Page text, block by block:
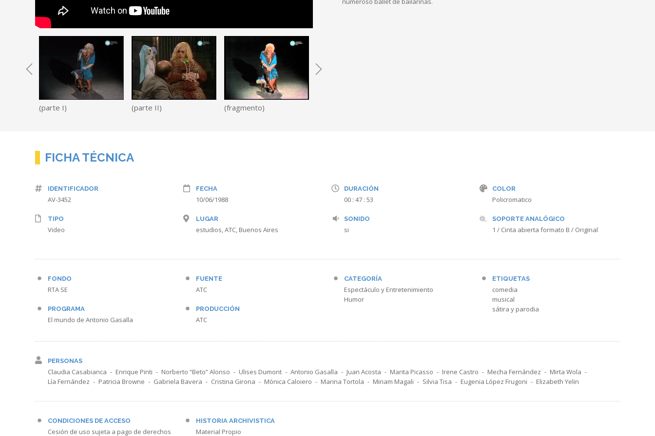
(parte I) (parte II) (fragmento)
FICHA TÉCNICA
IDENTIFICADOR
AV-3452
TIPO
Video
FECHA
10/06/1988
LUGAR
estudios, ATC, Buenos Aires
DURACIÓN
00 : 47 : 53
SONIDO
si
COLOR
Policromatico
SOPORTE ANALÓGICO
1 / Cinta abierta formato B / Original
FONDO
RTA SE
PROGRAMA
El mundo de Antonio Gasalla
FUENTE
ATC
PRODUCCIÓN
ATC
CATEGORÍA
Espectáculo y Entretenimiento
Humor
ETIQUETAS
comedia
musical
sátira y parodia
PERSONAS
Claudia Casabianca Enrique Pinti Norberto “Beto” Alonso Ulises Dumont Antonio Gasalla Juan Acosta Marita Picasso Irene Castro Mecha Fernández
Mirta Wola
Lía Fernández
Patricia Browne Gabriela Bavera Cristina Girona Mónica Caloiero Marina Tortola Miriam Magali Silvia Tisa Eugenia López Frugoni Elizabeth Yelin
CONDICIONES DE ACCESO
Cesión de uso sujeta a pago de derechos
HISTORIA ARCHIVISTICA
Material Propio